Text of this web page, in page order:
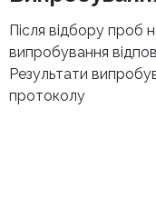
Після відбору проб
випробування
Результати
протоколу